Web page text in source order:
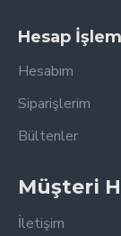
Hesap
Hesabım
Siparişlerim
Bültenler
Müşteri
İletişim